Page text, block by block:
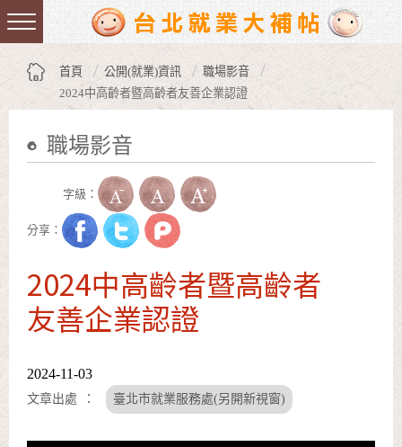
跳到主要內容區塊
:::
首頁 公開(就業)資訊
職場影音
2024中高齡者暨高齡者友善企業認證
職場影音
字級：
分享：
2024中高齡者暨高齡者
友善企業認證
2024-11-03
文章出處 臺北市就業服務處(另開新視窗)